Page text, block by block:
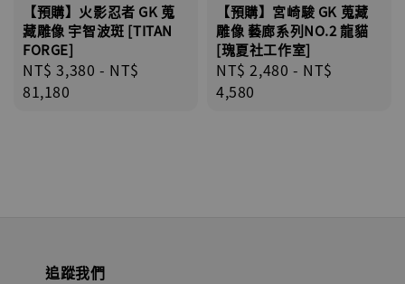
【預購】火影忍者 GK 蒐
藏雕像 宇智波斑 [TITAN
FORGE]
Regular
price
NT$ 3,380 - NT$
81,180
【預購】宮崎駿 GK 蒐藏
雕像 藝廊系列NO.2 龍貓
[瑰夏社工作室]
Regular
price
NT$ 2,480 - NT$
4,580
追蹤我們